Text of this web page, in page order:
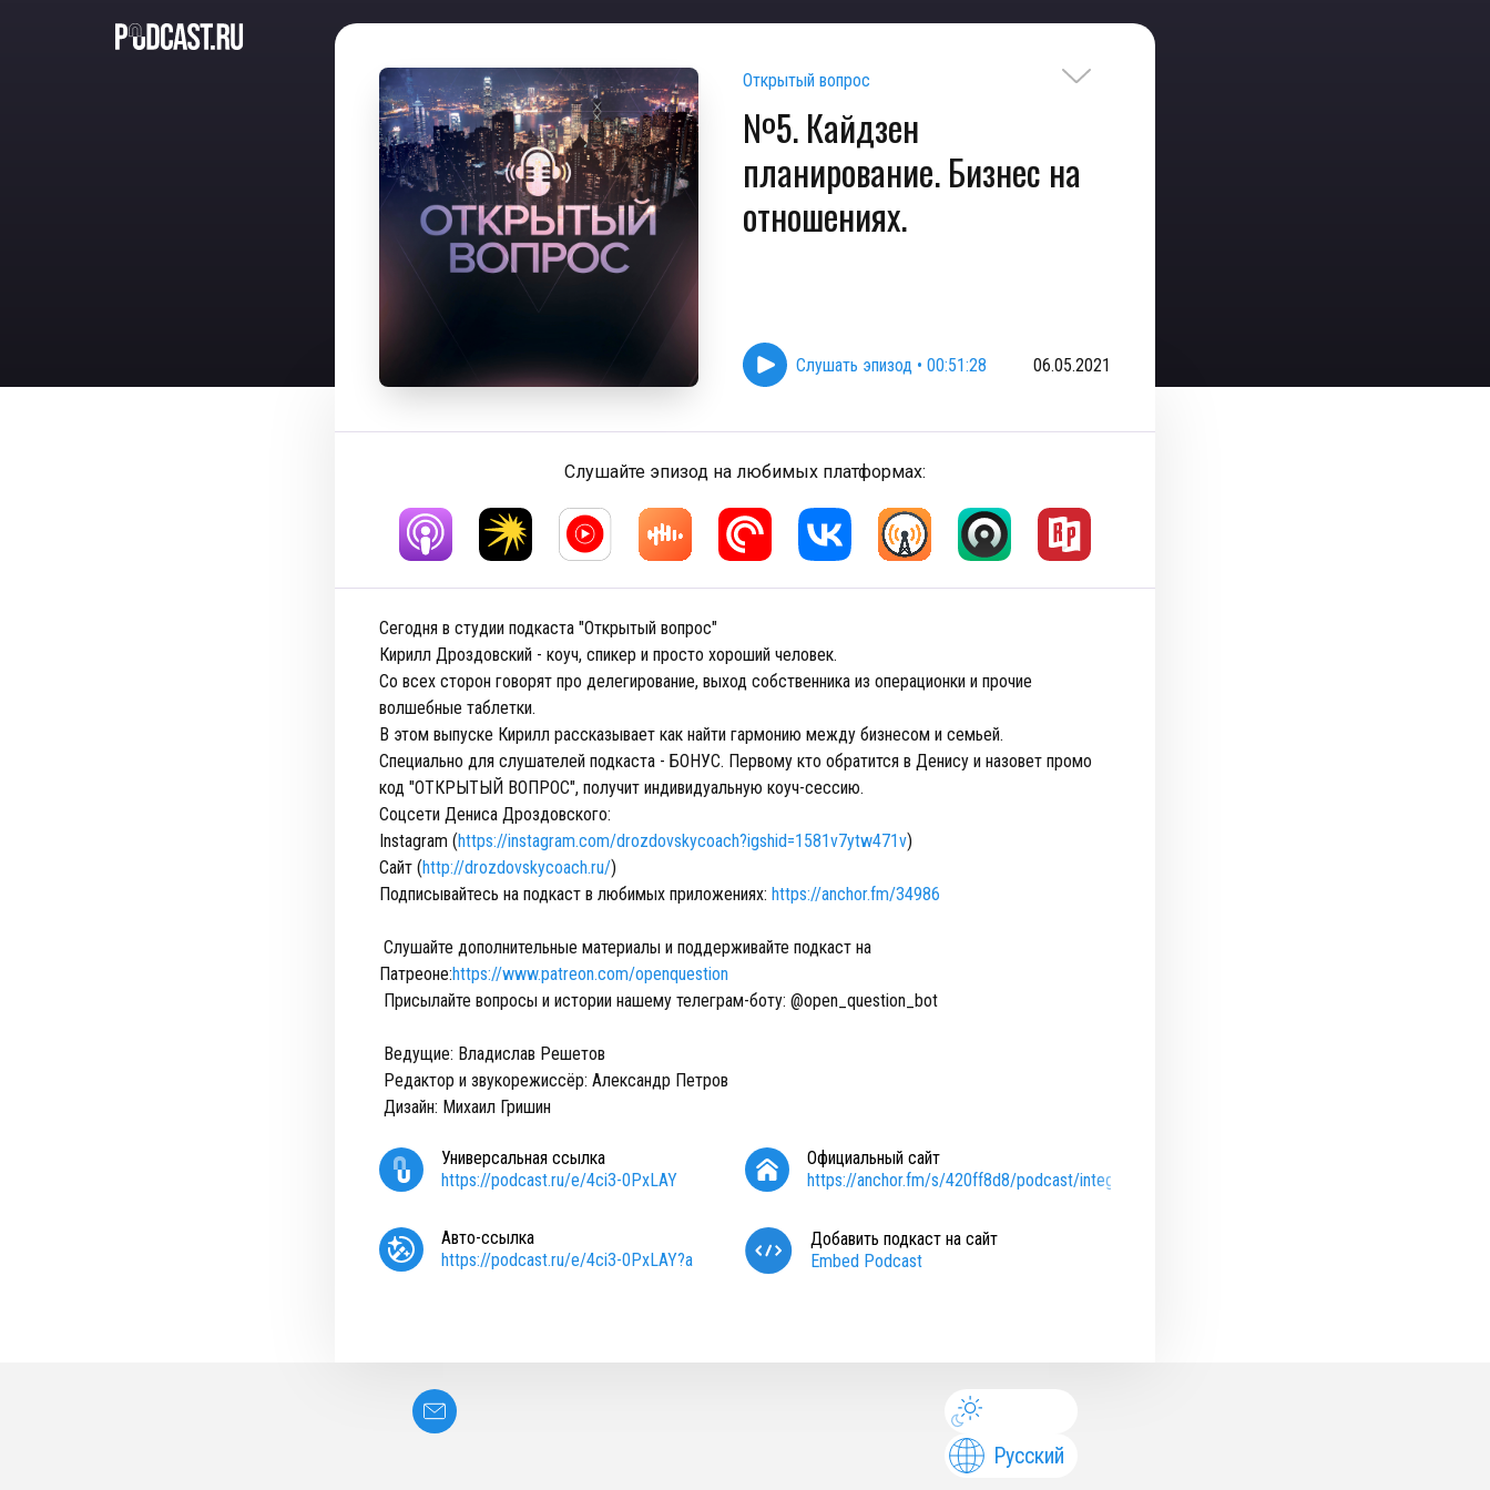
Открытый вопрос
№5. Кайдзен
планирование. Бизнес на
отношениях.
Слушать эпизод • 00:51:28 06.05.2021
Слушайте эпизод на любимых платформах:
Сегодня в студии подкаста "Открытый вопрос"
Кирилл Дроздовский - коуч, спикер и просто хороший человек.
Со всех сторон говорят про делегирование, выход собственника из операционки и прочие
волшебные таблетки.
В этом выпуске Кирилл рассказывает как найти гармонию между бизнесом и семьей.
Специально для слушателей подкаста - БОНУС. Первому кто обратится в Денису и назовет промо
код "ОТКРЫТЫЙ ВОПРОС", получит индивидуальную коуч-сессию.
Соцсети Дениса Дроздовского:
Instagram (https://instagram.com/drozdovskycoach?igshid=1581v7ytw471v)
Сайт (http://drozdovskycoach.ru/)
Подписывайтесь на подкаст в любимых приложениях: https://anchor.fm/34986
Слушайте дополнительные материалы и поддерживайте подкаст на
Патреоне:https://www.patreon.com/openquestion
Присылайте вопросы и истории нашему телеграм-боту: @open_question_bot
Ведущие: Владислав Решетов
Редактор и звукорежиссёр: Александр Петров
Дизайн: Михаил Гришин
Универсальная ссылка
https://podcast.ru/e/4ci3-0PxLAY
Официальный сайт
https://anchor.fm/s/420ff8d8/podcast/integrity24.ru
Авто-ссылка
https://podcast.ru/e/4ci3-0PxLAY?a
Добавить подкаст на сайт
Embed Podcast
Русский